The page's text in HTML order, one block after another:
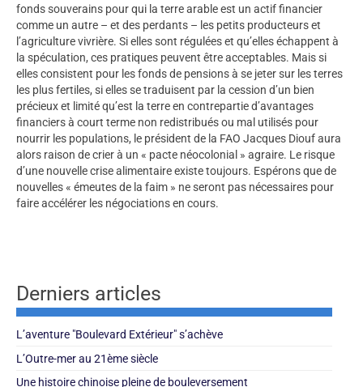
fonds souverains pour qui la terre arable est un actif financier
comme un autre – et des perdants – les petits producteurs et
l’agriculture vivrière. Si elles sont régulées et qu’elles échappent à
la spéculation, ces pratiques peuvent être acceptables. Mais si
elles consistent pour les fonds de pensions à se jeter sur les terres
les plus fertiles, si elles se traduisent par la cession d’un bien
précieux et limité qu’est la terre en contrepartie d’avantages
financiers à court terme non redistribués ou mal utilisés pour
nourrir les populations, le président de la FAO Jacques Diouf aura
alors raison de crier à un « pacte néocolonial » agraire. Le risque
d’une nouvelle crise alimentaire existe toujours. Espérons que de
nouvelles « émeutes de la faim » ne seront pas nécessaires pour
faire accélérer les négociations en cours.
Derniers articles
L’aventure "Boulevard Extérieur" s’achève
L’Outre-mer au 21ème siècle
Une histoire chinoise pleine de bouleversement